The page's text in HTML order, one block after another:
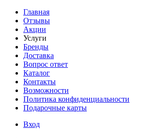
Главная
Отзывы
Акции
Услуги
Бренды
Доставка
Вопрос ответ
Каталог
Контакты
Возможности
Политика конфиденциальности
Подарочные карты
Вход